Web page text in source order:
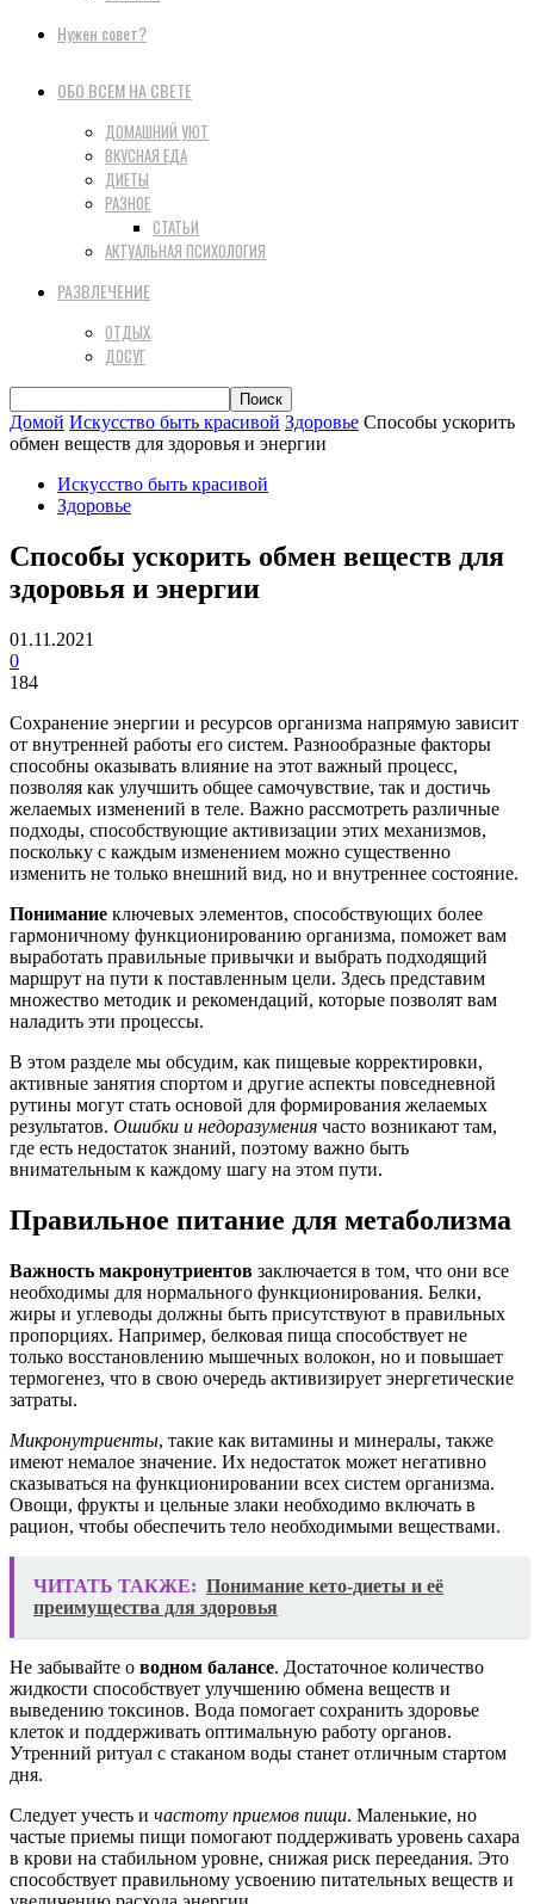
Нужен совет?
ОБО ВСЕМ НА СВЕТЕ
ДОМАШНИЙ УЮТ
ВКУСНАЯ ЕДА
ДИЕТЫ
РАЗНОЕ
СТАТЬИ
АКТУАЛЬНАЯ ПСИХОЛОГИЯ
РАЗВЛЕЧЕНИЕ
ОТДЫХ
ДОСУГ
Домой Искусство быть красивой Здоровье Способы ускорить
обмен веществ для здоровья и энергии
Искусство быть красивой
Здоровье
Способы ускорить обмен веществ для
здоровья и энергии
01.11.2021
0
184
Сохранение энергии и ресурсов организма напрямую зависит
от внутренней работы его систем. Разнообразные факторы
способны оказывать влияние на этот важный процесс,
позволяя как улучшить общее самочувствие, так и достичь
желаемых изменений в теле. Важно рассмотреть различные
подходы, способствующие активизации этих механизмов,
поскольку с каждым изменением можно существенно
изменить не только внешний вид, но и внутреннее состояние.
Понимание ключевых элементов, способствующих более
гармоничному функционированию организма, поможет вам
выработать правильные привычки и выбрать подходящий
маршрут на пути к поставленным цели. Здесь представим
множество методик и рекомендаций, которые позволят вам
наладить эти процессы.
В этом разделе мы обсудим, как пищевые корректировки,
активные занятия спортом и другие аспекты повседневной
рутины могут стать основой для формирования желаемых
результатов. Ошибки и недоразумения часто возникают там,
где есть недостаток знаний, поэтому важно быть
внимательным к каждому шагу на этом пути.
Правильное питание для метаболизма
Важность макронутриентов заключается в том, что они все
необходимы для нормального функционирования. Белки,
жиры и углеводы должны быть присутствуют в правильных
пропорциях. Например, белковая пища способствует не
только восстановлению мышечных волокон, но и повышает
термогенез, что в свою очередь активизирует энергетические
затраты.
Микронутриенты, такие как витамины и минералы, также
имеют немалое значение. Их недостаток может негативно
сказываться на функционировании всех систем организма.
Овощи, фрукты и цельные злаки необходимо включать в
рацион, чтобы обеспечить тело необходимыми веществами.
ЧИТАТЬ ТАКЖЕ: Понимание кето-диеты и её
преимущества для здоровья
Не забывайте о водном балансе. Достаточное количество
жидкости способствует улучшению обмена веществ и
выведению токсинов. Вода помогает сохранить здоровье
клеток и поддерживать оптимальную работу органов.
Утренний ритуал с стаканом воды станет отличным стартом
дня.
Следует учесть и частоту приемов пищи. Маленькие, но
частые приемы пищи помогают поддерживать уровень сахара
в крови на стабильном уровне, снижая риск переедания. Это
способствует правильному усвоению питательных веществ и